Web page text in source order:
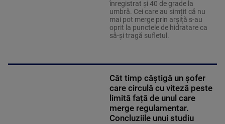
înregistrat și 40 de grade la
umbră. Cei care au simțit că nu
mai pot merge prin arșiță s-au
oprit la punctele de hidratare ca
să-și tragă sufletul.
Cât timp câștigă un șofer
care circulă cu viteză peste
limită față de unul care
merge regulamentar.
Concluziile unui studiu